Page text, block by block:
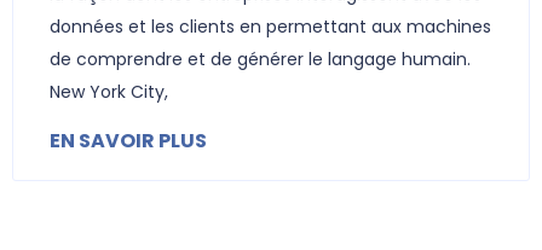
données et les clients en permettant aux machines
de comprendre et de générer le langage humain.
New York City,
EN SAVOIR PLUS